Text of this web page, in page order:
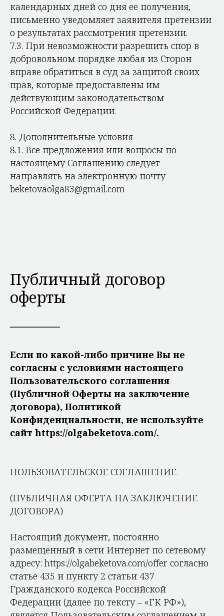
календарных дней со дня ее получения,
письменно уведомляет заявителя претензии
о результатах рассмотрения претензии.
7.3. При невозможности разрешить спор в
добровольном порядке любая из Сторон
вправе обратиться в суд за защитой своих
прав, которые предоставлены им
действующим законодательством
Российской Федерации.
8. Дополнительные условия
8.1. Все предложения или вопросы по
настоящему Соглашению следует
направлять на электронную почту
beketovaolga83@gmail.com
Публичный договор
оферты
Если по какой-либо причине Вы не
согласны с условиями настоящего
Пользовательского соглашения
(Публичной Оферты на заключение
договора), Политикой
Конфиденциальности, не используйте
сайт https://olgabeketova.com/.
ПОЛЬЗОВАТЕЛЬСКОЕ СОГЛАШЕНИЕ
(ПУБЛИЧНАЯ ОФЕРТА НА ЗАКЛЮЧЕНИЕ
ДОГОВОРА)
Настоящий документ, постоянно
размещенный в сети Интернет по сетевому
адресу: https://olgabeketova.com/offer согласно
статье 435 и пункту 2 статьи 437
Гражданского кодекса Российской
Федерации (далее по тексту – «ГК РФ»),